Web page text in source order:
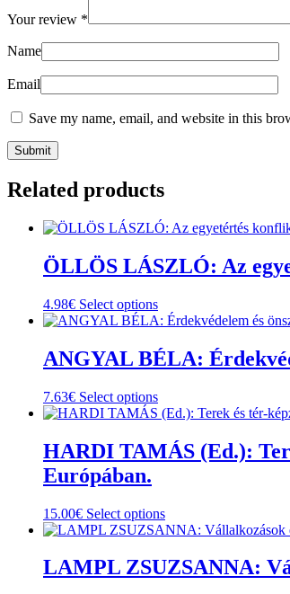
Your review *
Name
Email
Save my name, email, and website in this
Related products
ÖLLÖS LÁSZLÓ: Az
4.98€ Select optionsThis
product
multiple
variants.
options
may
chosen
on
page
ANGYAL BÉLA:
7.63€ Select optionsThis
product
multiple
variants.
may
be
chosen
on
the
HARDI TAMÁS (Ed.):
Európában.
15.00€ Select optionsThis
product
multiple
variants.
LAMPL ZSUZSANNA: